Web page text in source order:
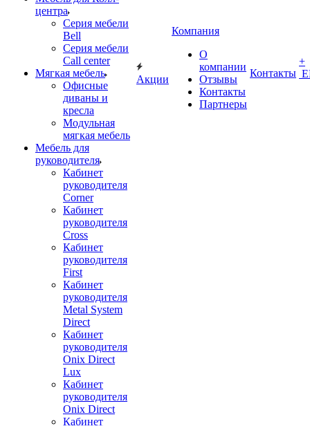
центра
Серия мебели
Bell
Серия мебели
Call center
Мягкая мебель
Офисные
диваны и
кресла
Модульная
мягкая мебель
Мебель для
руководителя
Кабинет
руководителя
Corner
Кабинет
руководителя
Cross
Кабинет
руководителя
First
Кабинет
руководителя
Metal System
Direct
Кабинет
руководителя
Onix Direct
Lux
Кабинет
руководителя
Onix Direct
Кабинет
Акции
Компания
О
компании
Отзывы
Контакты
Партнеры
Контакты
+